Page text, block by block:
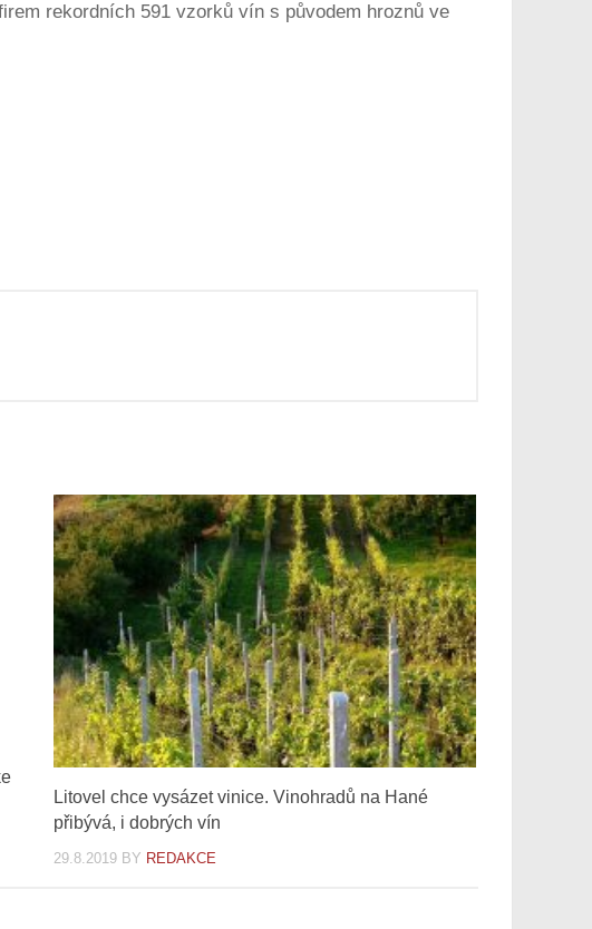
rekordních 591 vzorků vín s původem hroznů ve
Litovel chce vysázet vinice. Vinohradů na Hané
přibývá, i dobrých vín
29.8.2019 BY REDAKCE